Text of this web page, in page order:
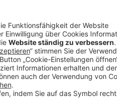
der erfolgreichen
noch viele topaktuelle
Employer-Branding.